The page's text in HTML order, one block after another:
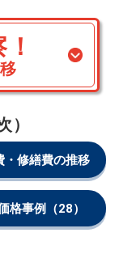
）
・修繕費の推移
格事例 （28）